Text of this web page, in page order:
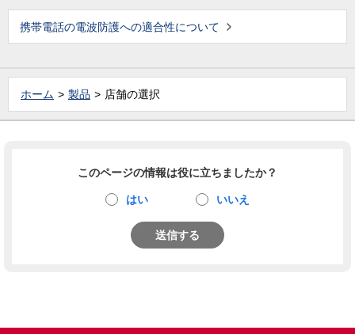
携帯電話の電波防護への適合性について
ホーム 製品 店舗の選択
このページの情報は役に立ちましたか？
はい いいえ
送信する